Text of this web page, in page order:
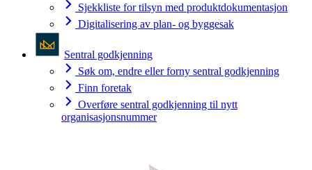
Sjekkliste for tilsyn med produktdokumentasjon
Digitalisering av plan- og byggesak
Sentral godkjenning
Søk om, endre eller forny sentral godkjenning
Finn foretak
Overføre sentral godkjenning til nytt
organisasjonsnummer